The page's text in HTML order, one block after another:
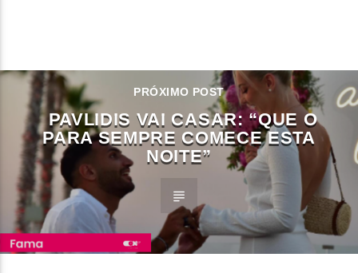
PRÓXIMO POST
PAVLIDIS VAI CASAR: “QUE O
PARA SEMPRE COMECE ESTA
NOITE”